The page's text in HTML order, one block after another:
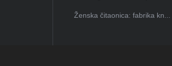
Ženska čitaonica: fabrika kn...